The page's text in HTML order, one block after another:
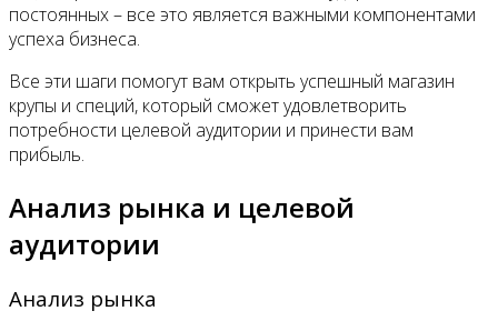
постоянных – все это является важными компонентами
успеха бизнеса.
Все эти шаги помогут вам открыть успешный магазин
крупы и специй, который сможет удовлетворить
потребности целевой аудитории и принести вам
прибыль.
Анализ рынка и целевой
аудитории
Анализ рынка